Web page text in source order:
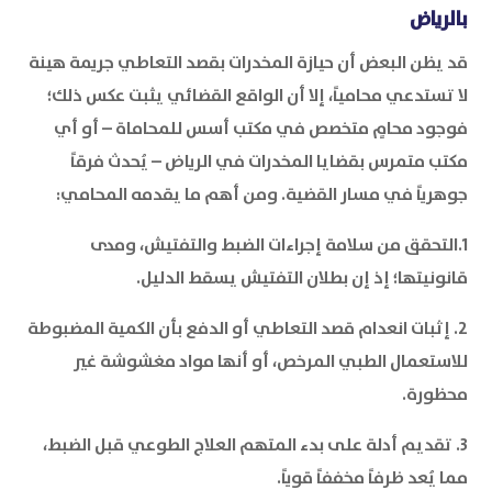
بالرياض
قد يظن البعض أن حيازة المخدرات بقصد التعاطي جريمة هينة
لا تستدعي محامياً، إلا أن الواقع القضائي يثبت عكس ذلك؛
فوجود محامٍ متخصص في مكتب أسس للمحاماة – أو أي
مكتب متمرس بقضايا المخدرات في الرياض – يُحدث فرقاً
جوهرياً في مسار القضية. ومن أهم ما يقدمه المحامي:
1.التحقق من سلامة إجراءات الضبط والتفتيش، ومدى
قانونيتها؛ إذ إن بطلان التفتيش يسقط الدليل.
2. إثبات انعدام قصد التعاطي أو الدفع بأن الكمية المضبوطة
للاستعمال الطبي المرخص، أو أنها مواد مغشوشة غير
محظورة.
3. تقديم أدلة على بدء المتهم العلاج الطوعي قبل الضبط،
مما يُعد ظرفاً مخففاً قوياً.